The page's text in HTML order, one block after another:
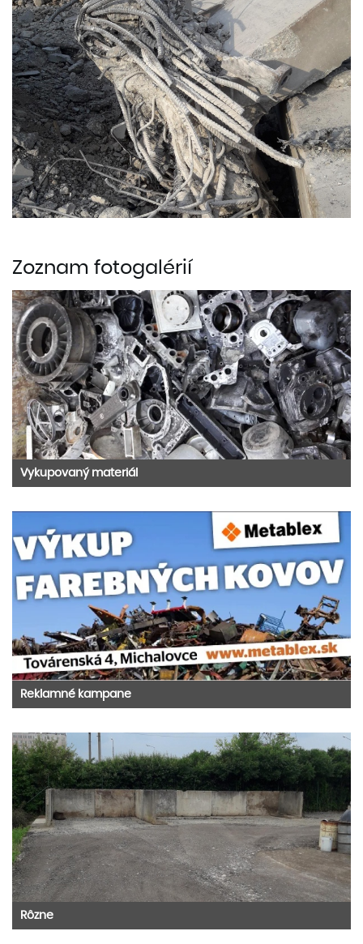
Zoznam fotogalérií
Vykupovaný materiál
Reklamné kampane
Rôzne